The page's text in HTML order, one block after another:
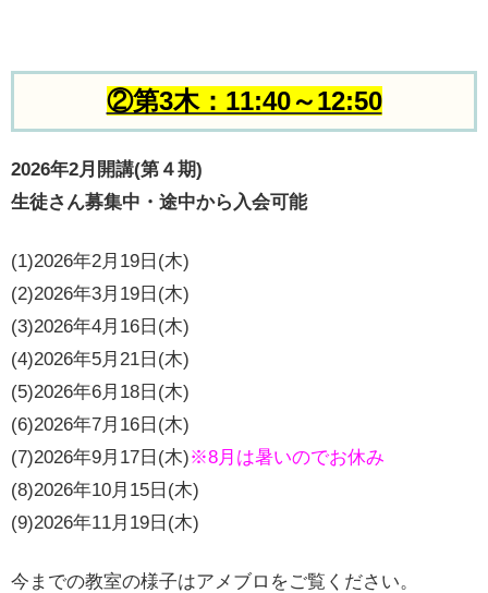
②第3木：11:40～12:50
2026年2月開講(第４期)
生徒さん募集中・途中から入会可能
(1)2026年2月19日(木)
(2)2026年3月19日(木)
(3)2026年4月16日(木)
(4)2026年5月21日(木)
(5)2026年6月18日(木)
(6)2026年7月16日(木)
(7)2026年9月17日(木)※8月は暑いのでお休み
(8)2026年10月15日(木)
(9)2026年11月19日(木)
今までの教室の様子はアメブロをご覧ください。